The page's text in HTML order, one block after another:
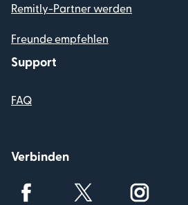
Remitly-Partner werden
Freunde empfehlen
Support
FAQ
Verbinden